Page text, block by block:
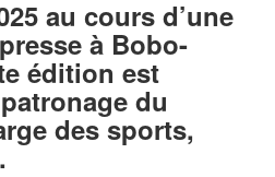
au cours d’une
à Bobo-
édition est
du
des sports,